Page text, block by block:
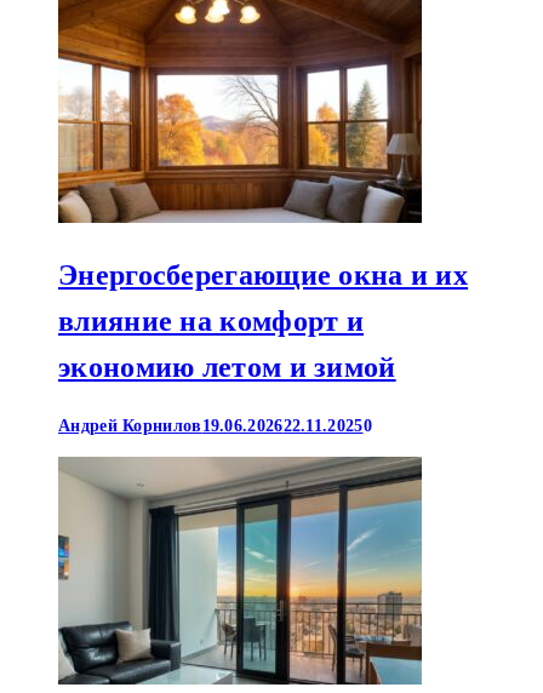
Энергосберегающие окна и их
влияние на комфорт и
экономию летом и зимой
Андрей Корнилов 19.06.202622.11.20250